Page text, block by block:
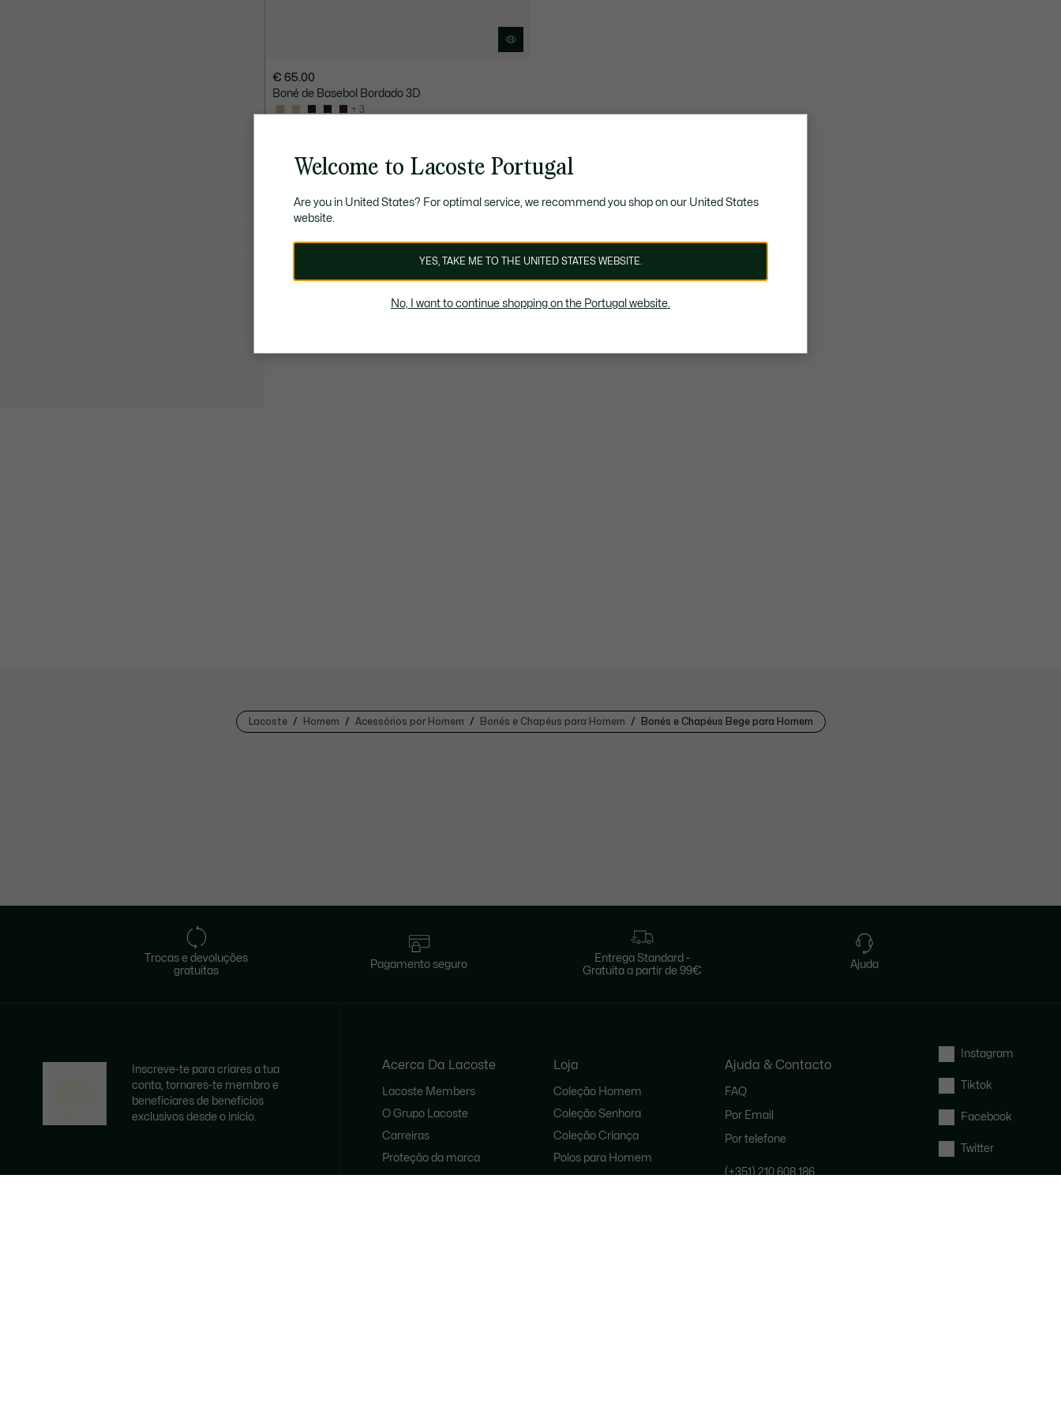
€ 65.00
Boné de Basebol Bordado 3D
+ 3
Lacoste Homem Acessórios por Homem Bonés e Chapéus para Homem Bonés e Chapéus Bege para Homem
Trocas e devoluções
gratuitas
Pagamento seguro
Entrega Standard -
Gratuita a partir de 99€
Ajuda
Inscreve-te para criares a tua
conta, tornares-te membro e
beneficiares de benefícios
exclusivos desde o início.
Acerca Da Lacoste
Lacoste Members
O Grupo Lacoste
Carreiras
Proteção da marca
Loja
Coleção Homem
Coleção Senhora
Coleção Criança
Polos para Homem
Ajuda & Contacto
FAQ
Por Email
Por telefone
(+351) 210 608 186
Instagram
Tiktok
Facebook
Twitter
Welcome to Lacoste Portugal
Are you in United States? For optimal service, we recommend you shop on our United States
website.
YES, TAKE ME TO THE UNITED STATES WEBSITE.
No, I want to continue shopping on the Portugal website.